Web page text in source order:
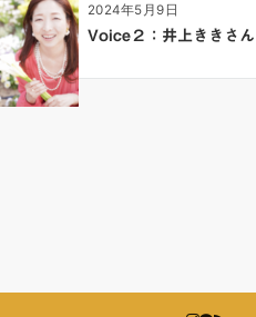
2024年5月9日
Voice２：井上ききさん